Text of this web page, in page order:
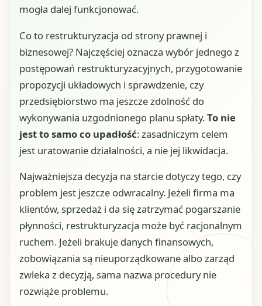
mogła dalej funkcjonować.
Co to restrukturyzacja od strony prawnej i
biznesowej? Najczęściej oznacza wybór jednego z
postępowań restrukturyzacyjnych, przygotowanie
propozycji układowych i sprawdzenie, czy
przedsiębiorstwo ma jeszcze zdolność do
wykonywania uzgodnionego planu spłaty.To nie
jest to samo co upadłość: zasadniczym celem
jest uratowanie działalności, a nie jej likwidacja.
Najważniejsza decyzja na starcie dotyczy tego, czy
problem jest jeszcze odwracalny. Jeżeli firma ma
klientów, sprzedaż i da się zatrzymać pogarszanie
płynności, restrukturyzacja może być racjonalnym
ruchem. Jeżeli brakuje danych finansowych,
zobowiązania są nieuporządkowane albo zarząd
zwleka z decyzją, sama nazwa procedury nie
rozwiąże problemu.